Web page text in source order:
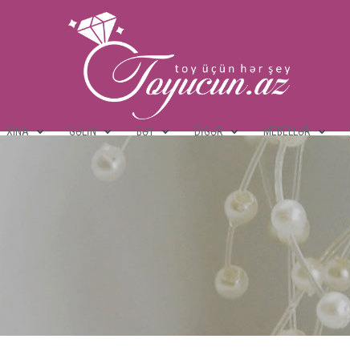
XINA GƏLIN BƏY DIGƏR MEBELLƏR